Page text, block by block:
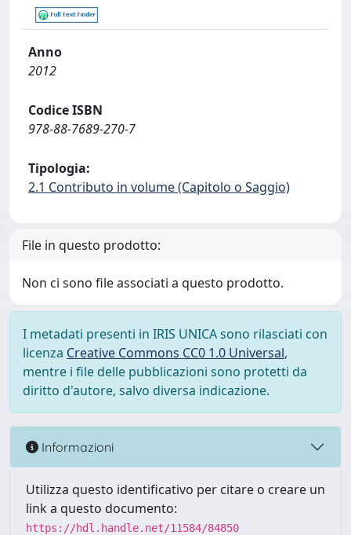
Anno
2012
Codice ISBN
978-88-7689-270-7
Tipologia:
2.1 Contributo in volume (Capitolo o Saggio)
File in questo prodotto:
Non ci sono file associati a questo prodotto.
I metadati presenti in IRIS UNICA sono rilasciati con
licenza Creative Commons CC0 1.0 Universal,
mentre i file delle pubblicazioni sono protetti da
diritto d'autore, salvo diversa indicazione.
Informazioni
Utilizza questo identificativo per citare o creare un
link a questo documento:
https://hdl.handle.net/11584/84850